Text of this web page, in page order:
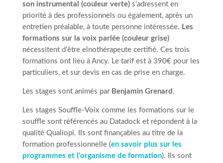
son instrumental (couleur verte) s’adressent en
priorité à des professionnels ou également, après un
entretien préalable, à toute personne intéressée. Les
formations sur la voix parlée (couleur grise)
nécessitent d’être eïnothérapeute certifié. Ces trois
formations ont lieu à Ancy. Le tarif est à 390€ pour les
particuliers, et sur devis en cas de prise en charge.
Les stages sont animés par Benjamin Grenard .
Les stages Souffle-Voix comme les formations sur le
souffle sont référencés au Datadock et répondent à la
qualité Qualiopi. Ils sont finançables au titre de la
formation professionnelle (en savoir plus sur les
programmes et l’organisme de formation). Ils sont